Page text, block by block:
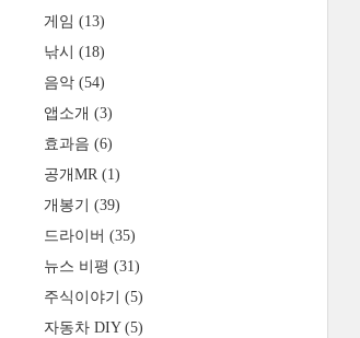
게임 (13)
낚시 (18)
음악 (54)
앱소개 (3)
효과음 (6)
공개MR (1)
개봉기 (39)
드라이버 (35)
뉴스 비평 (31)
주식이야기 (5)
자동차 DIY (5)